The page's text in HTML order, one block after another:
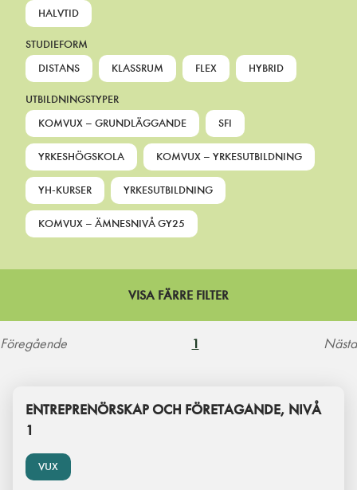
HALVTID
STUDIEFORM
DISTANS
KLASSRUM FLEX HYBRID
UTBILDNINGSTYPER
KOMVUX – GRUNDLÄGGANDE
SFI
YRKESHÖGSKOLA KOMVUX – YRKESUTBILDNING
YH-KURSER YRKESUTBILDNING
KOMVUX – ÄMNESNIVÅ GY25
VISA FÄRRE FILTER
Föregående 1 Nästa
VUX
ENTREPRENÖRSKAP OCH FÖRETAGANDE, NIVÅ
1